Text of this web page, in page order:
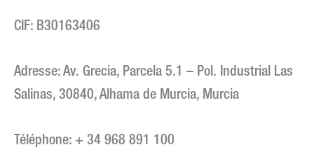
CIF: B30163406
Adresse: Av. Grecia, Parcela 5.1 – Pol. Industrial Las
Salinas, 30840, Alhama de Murcia, Murcia
Téléphone: + 34 968 891 100